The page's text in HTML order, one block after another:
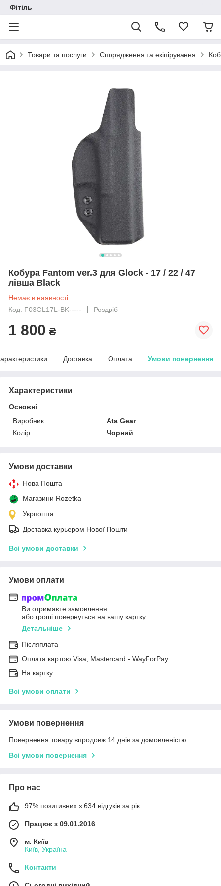
Фітіль
Товари та послуги Спорядження та екіпірування
Кобура Fantom ver.3 для Glock - 17 / 22 / 47
лівша Black
Немає в наявності
Код: F03GL17L-BK-----
Роздріб
1 800 ₴
Доставка Оплата Умови повернення
Характеристики
Основні
Виробник
Ata Gear
Колір
Чорний
Умови доставки
Нова Пошта
Магазини Rozetka
Укрпошта
Доставка курьером Нової Пошти
Всі умови доставки
Умови оплати
Ви отримаєте замовлення
або гроші повернуться на вашу картку
Детальніше
Післяплата
Оплата картою Visa, Mastercard - WayForPay
На картку
Всі умови оплати
Умови повернення
Повернення товару впродовж 14 днів за домовленістю
Всі умови повернення
Про нас
97% позитивних з 634 відгуків за рік
Працює з 09.01.2016
м. Київ
Київ, Україна
Контакти